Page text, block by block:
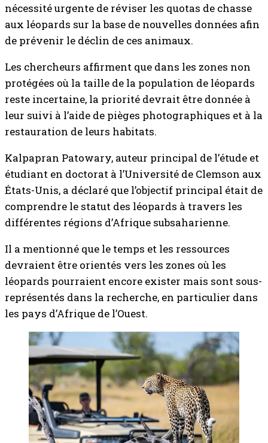
nécessité urgente de réviser les quotas de chasse
aux léopards sur la base de nouvelles données afin
de prévenir le déclin de ces animaux.
Les chercheurs affirment que dans les zones non
protégées où la taille de la population de léopards
reste incertaine, la priorité devrait être donnée à
leur suivi à l’aide de pièges photographiques et à la
restauration de leurs habitats.
Kalpapran Patowary, auteur principal de l’étude et
étudiant en doctorat à l’Université de Clemson aux
États-Unis, a déclaré que l’objectif principal était de
comprendre le statut des léopards à travers les
différentes régions d’Afrique subsaharienne.
Il a mentionné que le temps et les ressources
devraient être orientés vers les zones où les
léopards pourraient encore exister mais sont sous-
représentés dans la recherche, en particulier dans
les pays d’Afrique de l’Ouest.